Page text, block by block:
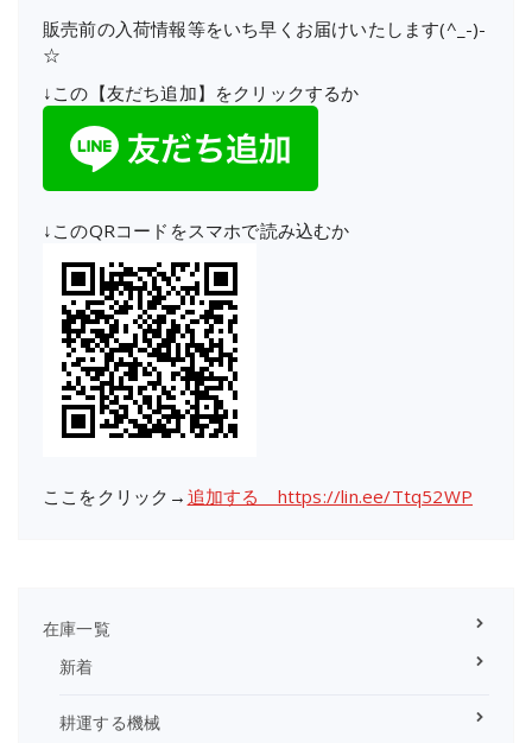
販売前の入荷情報等をいち早くお届けいたします(^_-)-
☆
↓この【友だち追加】をクリックするか
↓このQRコードをスマホで読み込むか
ここをクリック→ 追加する https://lin.ee/Ttq52WP
在庫一覧
新着
耕運する機械